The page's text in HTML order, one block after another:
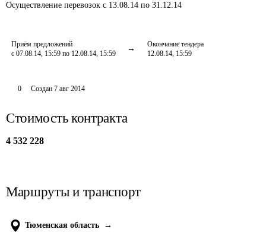
Осуществление перевозок с 13.08.14 по 31.12.14
Приём предложений
с 07.08.14, 15:59 по 12.08.14, 15:59
Окончание тендера
12.08.14, 15:59
0 Создан 7 авг 2014
Стоимость контракта
4 532 228
Маршруты и транспорт
Тюменская область
→